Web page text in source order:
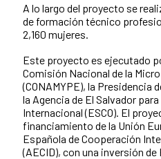
A lo largo del proyecto se
de formación técnico
2,160 mujeres.
Este proyecto es ejecutado
Comisión Nacional de la
(CONAMYPE), la Presidencia
la Agencia de El Salvador
Internacional (ESCO). El
financiamiento de la Unión
Española de Cooperación
(AECID), con una inversión de